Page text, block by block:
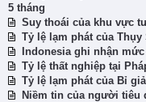
5 tháng
Suy thoái của khu vực
Tỷ lệ lạm phát của
Indonesia ghi nhận
Tỷ lệ thất nghiệp tại
Tỷ lệ lạm phát của Bỉ
Niềm tin của người tiêu